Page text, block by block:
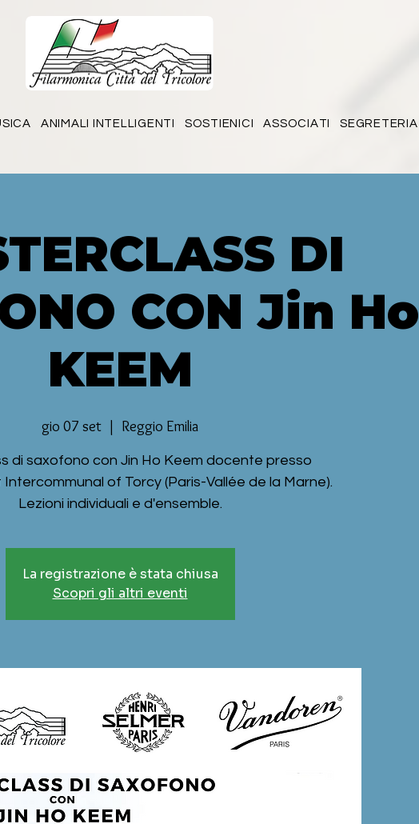
ANIMALI INTELLIGENTI SOSTIENICI ASSOCIATI SEGRETERIA
DI
CON Jin Ho
KEEM
gio 07 set Reggio Emilia
di saxofono con Jin Ho Keem docente presso
of Torcy (Paris-Vallée de la Marne).
Lezioni individuali e d'ensemble.
La registrazione è stata chiusa
Scopri gli altri eventi